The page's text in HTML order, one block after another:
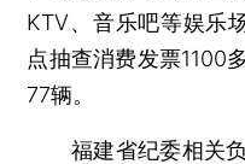
KTV、音乐吧等娱乐
点抽查消费发票1100
77辆。
福建省纪委相关负